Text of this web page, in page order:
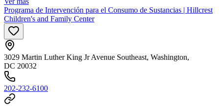
Programa de Intervención para el Consumo de Sustancias | Hillcrest
Children's and Family Center
3029 Martin Luther King Jr Avenue Southeast, Washington,
DC 20032
202-232-6100